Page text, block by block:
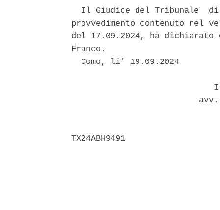
Il Giudice del Tribunale
provvedimento contenuto nel
del 17.09.2024, ha
Franco.
  Como, li' 19.09.2024